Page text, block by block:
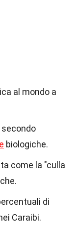
al mondo a
secondo
biologiche.
come la "culla
di
Caraibi.